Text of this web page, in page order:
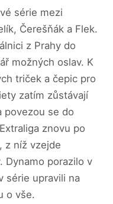
série mezi
Čerešňák a Flek.
z Prahy do
možných oslav. K
triček a čepic pro
zatím zůstávají
povezou se do
znovu po
z níž vzejde
Dynamo porazilo v
série upravili na
o vše.